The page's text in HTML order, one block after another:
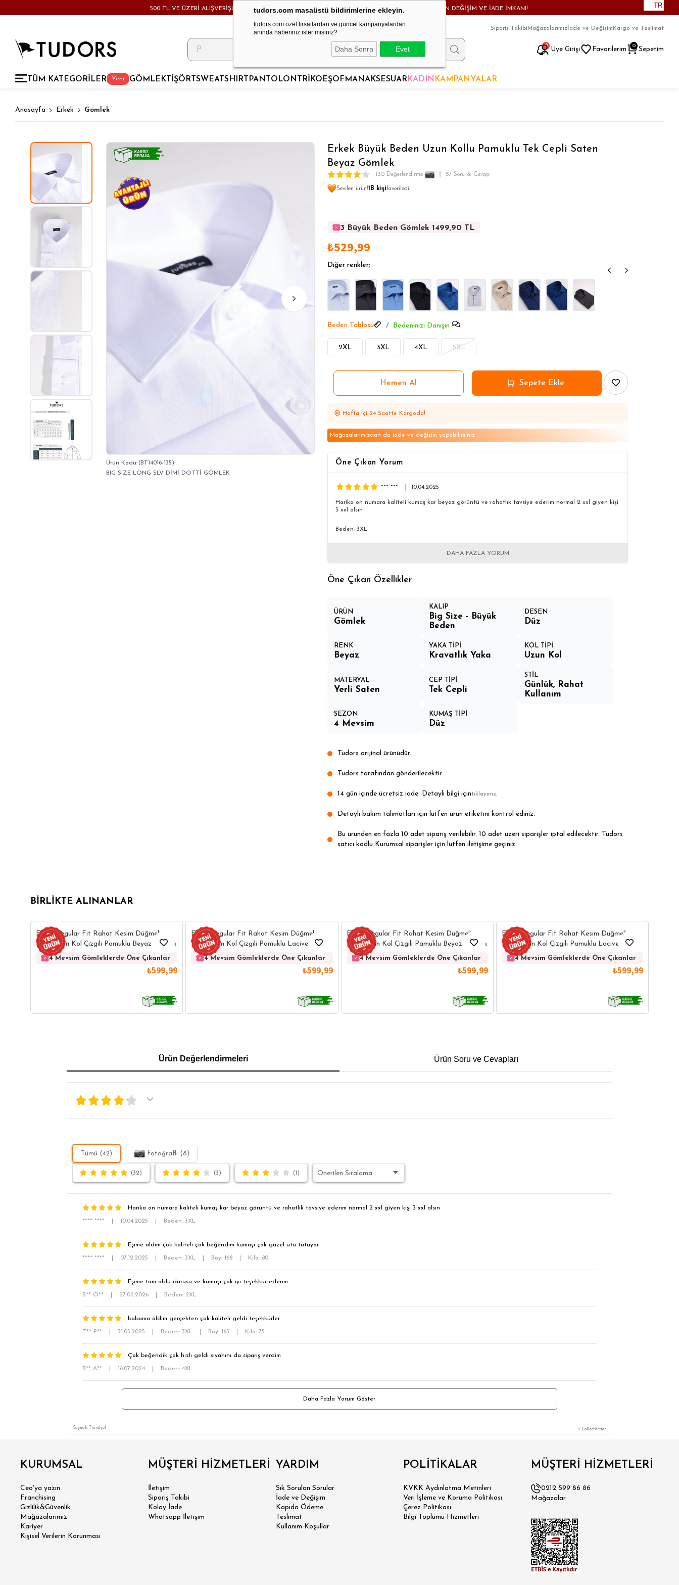
tudors.com masaüstü bildirimlerine ekleyin.
tudors.com özel fırsatlardan ve güncel kampanyalardan
anında haberiniz ister misiniz?
Daha Sonra Evet
500 TL VE ÜZERİ ALIŞVERİŞLERDE KARGO BEDAVA! - HAFTA İÇİ 24 SAATTE KARGODA! - MAĞAZADAN DEĞİŞİM VE İADE İMKANI! TR
9
Sipariş TakibiMağazalarımız İade ve Değişim Kargo ve Teslimat
Üye Girişi Favorilerim Sepetim
0
Yeni
TÜM KATEGORİLER GÖMLEK TİŞÖRT SWEATSHIRT PANTOLON TRİKO EŞOFMANAKSESUARKADIN KAMPANYALAR
Anasayfa Erkek Gömlek
(BT14016-135)
BIG SIZE LONG SLV DİMİ DOTTİ GÖMLEK
Erkek Büyük Beden Uzun Kollu Pamuklu Tek Cepli Saten
Beyaz Gömlek
130 Değerlendirme 87 Soru & Cevap
Sevilen ürün!1B kişifavoriledi!
3 Büyük Beden Gömlek 1499,90 TL
3 Büyük Beden Gömlek 1499,90 TL
3 Büyük Beden Gömlek 1499,90 TL
₺529,99
Diğer renkler;
Beden Tablosu Bedeninizi Danışın
2XL 3XL 4XL 5XL
Hafta içi 24 Saatte Kargoda!
Mağazalarımızdan da iade ve değişim yapabilirsiniz
Öne Çıkan Yorum
*** *** 10.04.2025
Harika on numara kaliteli kumaş kar beyaz görüntü ve rahatlık tavsiye ederim normal 2 xxl giyen kişi
3 xxl alsın
Beden: 3XL
DAHA FAZLA YORUM
Öne Çıkan Özellikler
ÜRÜN
Gömlek
KALIP
Big Size - Büyük
Beden
DESEN
Düz
RENK
Beyaz
YAKA TİPİ
Kravatlık Yaka
KOL TİPİ
Uzun Kol
MATERYAL
Yerli Saten
CEP TİPİ
Tek Cepli
STİL
Günlük, Rahat
Kullanım
SEZON
4 Mevsim
KUMAŞ TİPİ
Düz
Tudors orijinal ürünüdür.
Tudors tarafından gönderilecektir.
14 gün içinde ücretsiz iade. Detaylı bilgi içintıklayınız.
Detaylı bakım talimatları için lütfen ürün etiketini kontrol ediniz.
Bu üründen en fazla 10 adet sipariş verilebilir. 10 adet üzeri siparişler iptal edilecektir. Tudors
satıcı kodlu Kurumsal siparişler için lütfen iletişime geçiniz.
BIRLIKTE ALINANLAR
Erkek Regular Fit Rahat Kesim Düğmeli
Yaka Uzun Kol Çizgili Pamuklu Beyaz Gömlek
4 Mevsim Gömleklerde Öne Çıkanlar
₺599,99
Erkek Regular Fit Rahat Kesim Düğmeli
Yaka Uzun Kol Çizgili Pamuklu Lacivert
Gömlek
4 Mevsim Gömleklerde Öne Çıkanlar
₺599,99
Erkek Regular Fit Rahat Kesim Düğmeli
Yaka Uzun Kol Çizgili Pamuklu Beyaz Gömlek
4 Mevsim Gömleklerde Öne Çıkanlar
₺599,99
Erkek Regular Fit Rahat Kesim Düğmeli
Yaka Uzun Kol Çizgili Pamuklu Lacivert
Gömlek
4 Mevsim Gömleklerde Öne Çıkanlar
₺599,99
Ürün Değerlendirmeleri Ürün Soru ve Cevapları
Tümü (42) fotoğraflı (8)
(32) (3) (1)
Harika on numara kaliteli kumaş kar beyaz görüntü ve rahatlık tavsiye ederim normal 2 xxl giyen kişi 3 xxl alsın
**** **** 10.04.2025 Beden: 3XL
Eşime aldım çok kaliteli çok beğendim kumaşı çok güzel ütü tutuyor
**** **** 07.12.2025 Beden: 3XL Boy: 168 Kilo: 80
Eşime tam oldu durusu ve kumaşı çok iyi teşekkür ederim
B** Ö** 27.02.2026 Beden: 2XL
babama aldım gerçekten çok kaliteli geldi teşekkürler.
T** P** 31.05.2025 Beden: 3XL Boy: 165 Kilo: 75
Çok beğendik çok hızlı geldi siyahını da sipariş verdim
B** A** 16.07.2024 Beden: 4XL
Daha Fazla Yorum Göster
Kaynak: Trendyol ⚡ CollectAction
KURUMSAL
Ceo'ya yazın
Franchising
Gizlilik&Güvenlik
Mağazalarımız
Kariyer
Kişisel Verilerin Korunması
MÜŞTERİ HİZMETLERİ
İletişim
Sipariş Takibi
Kolay İade
Whatsapp İletişim
YARDIM
Sık Sorulan Sorular
İade ve Değişim
Kapıda Ödeme
Teslimat
Kullanım Koşullar
POLİTİKALAR
KVKK Aydınlatma Metinleri
Veri İşleme ve Koruma Politikası
Çerez Politikası
Bilgi Toplumu Hizmetleri
MÜŞTERİ HİZMETLERİ
0212 599 86 86
Mağazalar